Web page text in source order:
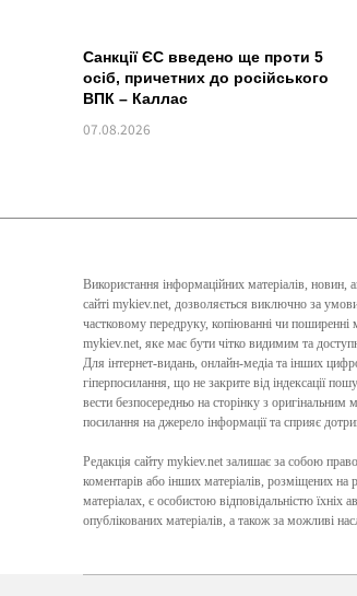
Санкції ЄС введено ще проти 5
осіб, причетних до російського
ВПК – Каллас
07.08.2026
Використання інформаційних матеріалів, новин,
сайті mykiev.net, дозволяється виключно за
частковому передруку, копіюванні чи поширенні
mykiev.net, яке має бути чітко видимим та
Для інтернет-видань, онлайн-медіа та інших
гіперпосилання, що не закрите від індексації
вести безпосередньо на сторінку з
посилання на джерело інформації та сприяє
Редакція сайту mykiev.net залишає за собою
коментарів або інших матеріалів, розміщених на
матеріалах, є особистою відповідальністю їхніх
опублікованих матеріалів, а також за можливі